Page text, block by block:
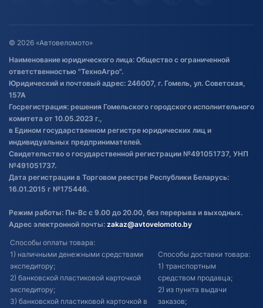
Оставить отзыв
Договор публичной оферты
Обработка файлов cookie
Постановка транспорта на учет
Обновления в ЭПТС 2024
© 2026 «Автовеломото»
Наименование юридического лица: Общество с ограниченной
ответственностью "ТехноАгро".
Юридический и почтовый адрес: 246007, г. Гомель, ул. Советская,
157А
Госрегистрация: решения Гомельского городского исполнительного
комитета от 10.05.2023 г.,
в Едином государственном регистре юридических лиц и
индивидуальных предпринимателей.
Свидетельство о государственной регистрации №491051737, УНП
№491051737.
Дата регистрации в Торговом реестре Республики Беларусь:
16.01.2015 г №175446.
Режим работы: Пн-Вс с 9.00 до 20.00, без перерыва и выходных.
Адрес электронной почты: zakaz@avtovelomoto.by
Способы оплаты товара:
1) наличными денежными средствами
экспедитору;
2) банковской пластиковой карточкой
экспедитору;
3) банковской пластиковой карточкой в
Способы доставки товара:
1) транспортным
средством продавца;
2) из пункта выдачи
заказов;